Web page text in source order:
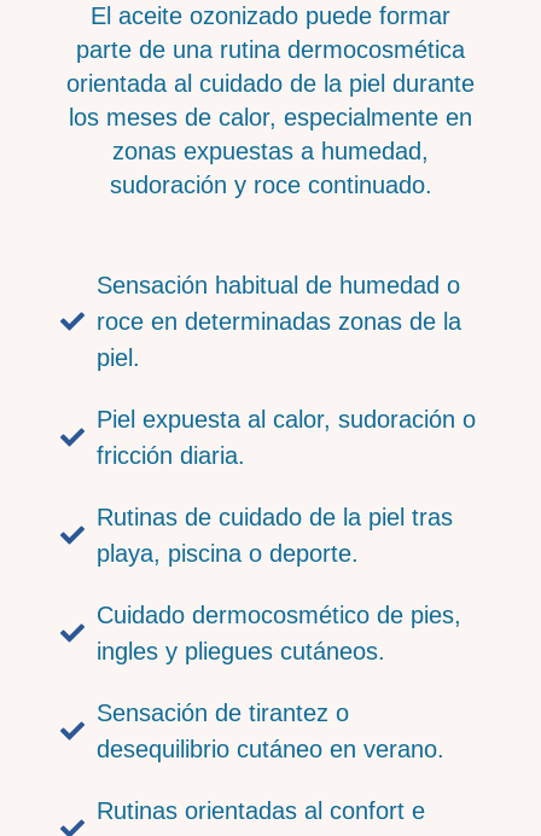
El aceite ozonizado puede formar
parte de una rutina dermocosmética
orientada al cuidado de la piel durante
los meses de calor, especialmente en
zonas expuestas a humedad,
sudoración y roce continuado.
Sensación habitual de humedad o
roce en determinadas zonas de la
piel.
Piel expuesta al calor, sudoración o
fricción diaria.
Rutinas de cuidado de la piel tras
playa, piscina o deporte.
Cuidado dermocosmético de pies,
ingles y pliegues cutáneos.
Sensación de tirantez o
desequilibrio cutáneo en verano.
Rutinas orientadas al confort e